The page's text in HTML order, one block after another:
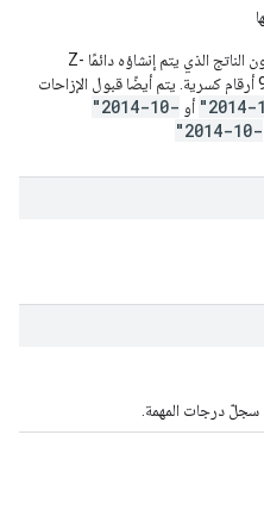
يستخدم هذا النوع RFC 3339، حيث يكون الناتج الذي يتم إنشاؤه دائمًا Z-
normalized ويستخدم 0 أو 3 أو 6 أو 9 أرقام كسرية. يتم أيضًا قبول الإزاحات
"2014- أو "2014-10-
"2014-10-
سجلّ درجات المهمة.